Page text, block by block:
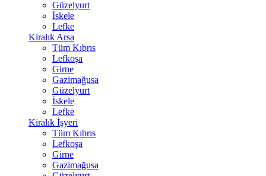
Güzelyurt
İskele
Lefke
Kiralık Arsa
Tüm Kıbrıs
Lefkoşa
Girne
Gazimağusa
Güzelyurt
İskele
Lefke
Kiralık İşyeri
Tüm Kıbrıs
Lefkoşa
Girne
Gazimağusa